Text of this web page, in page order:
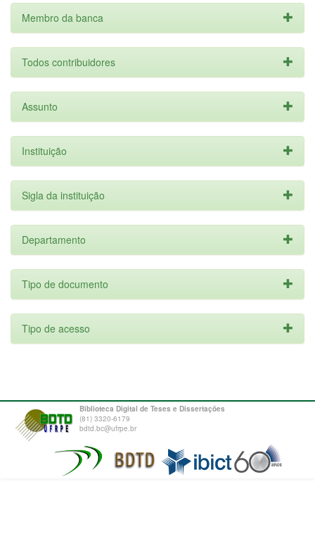
Membro da banca
Todos contribuidores
Assunto
Instituição
Sigla da instituição
Departamento
Tipo de documento
Tipo de acesso
Biblioteca Digital de Teses e Dissertações
(81) 3320-6179
bdtd.bc@ufrpe.br